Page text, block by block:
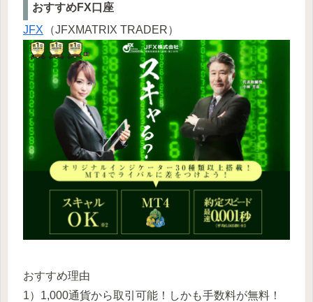
おすすめFX口座
JFX
（JFXMATRIX TRADER）
おすすめ理由
1）1,000通貨から取引可能！しかも手数料が無料！